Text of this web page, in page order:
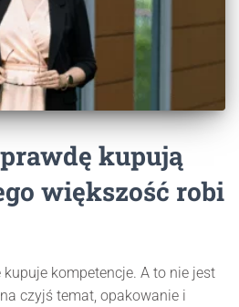
kupują
większość robi
kompetencje. A to nie jest
czyjś temat, opakowanie i